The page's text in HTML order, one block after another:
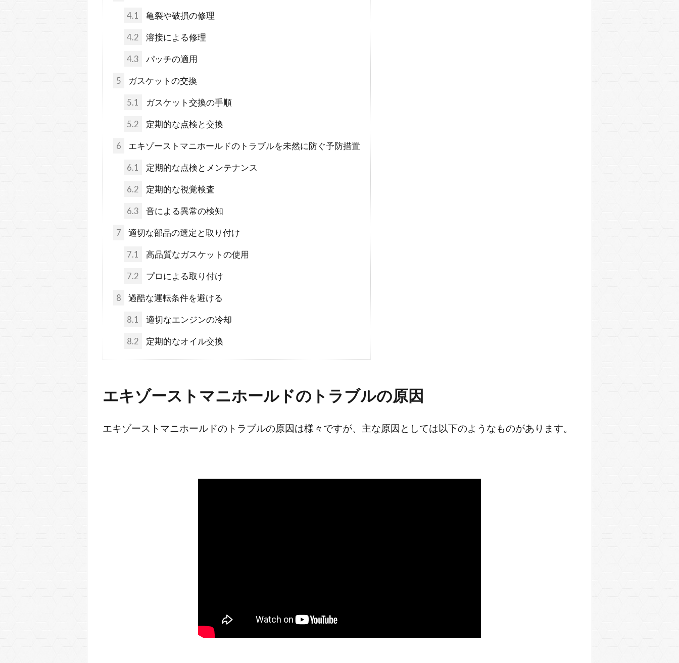
4.1 亀裂や破損の修理
4.2 溶接による修理
4.3 パッチの適用
5 ガスケットの交換
5.1 ガスケット交換の手順
5.2 定期的な点検と交換
6 エキゾーストマニホールドのトラブルを未然に防ぐ予防措置
6.1 定期的な点検とメンテナンス
6.2 定期的な視覚検査
6.3 音による異常の検知
7 適切な部品の選定と取り付け
7.1 高品質なガスケットの使用
7.2 プロによる取り付け
8 過酷な運転条件を避ける
8.1 適切なエンジンの冷却
8.2 定期的なオイル交換
エキゾーストマニホールドのトラブルの原因
エキゾーストマニホールドのトラブルの原因は様々ですが、主な原因としては以下のようなものがあります。